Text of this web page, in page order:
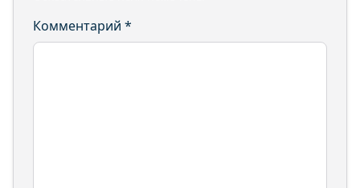
Комментарий *